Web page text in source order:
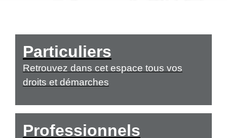
Particuliers
Retrouvez dans cet espace tous vos
droits et démarches
Professionnels